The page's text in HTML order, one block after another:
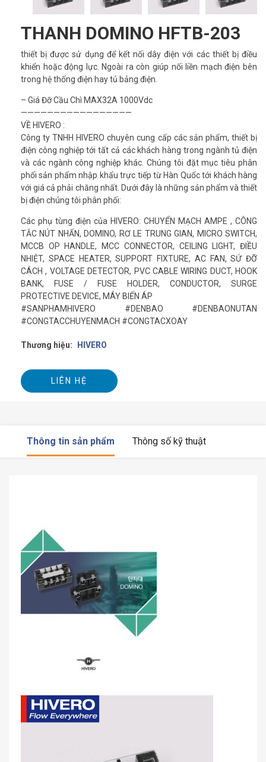
THANH DOMINO HFTB-203
thiết bị được sử dụng để kết nối dây điện với các thiết bị điều
khiển hoặc động lực. Ngoài ra còn giúp nối liền mạch điện bên
trong hệ thống điện hay tủ bảng điện.
– Giá Đỡ Cầu Chì MAX32A 1000Vdc
—————————————————
VỀ HIVERO :
Công ty TNHH HIVERO chuyên cung cấp các sản phẩm, thiết bị
điện công nghiệp tới tất cả các khách hàng trong ngành tủ điện
và các ngành công nghiệp khác. Chúng tôi đặt mục tiêu phân
phối sản phẩm nhập khẩu trực tiếp từ Hàn Quốc tới khách hàng
với giá cả phải chăng nhất. Dưới đây là những sản phẩm và thiết
bị điện chúng tôi phân phối:
Các phụ tùng điện của HIVERO: CHUYỂN MẠCH AMPE , CÔNG
TẮC NÚT NHẤN, DOMINO, RƠ LE TRUNG GIAN, MICRO SWITCH,
MCCB OP HANDLE, MCC CONNECTOR, CEILING LIGHT, ĐIỀU
NHIỆT, SPACE HEATER, SUPPORT FIXTURE, AC FAN, SỨ ĐỠ
CÁCH , VOLTAGE DETECTOR, PVC CABLE WIRING DUCT, HOOK
BANK, FUSE / FUSE HOLDER, CONDUCTOR, SURGE
PROTECTIVE DEVICE, MÁY BIẾN ÁP
#SANPHAMHIVERO #DENBAO #DENBAONUTAN
#CONGTACCHUYENMACH #CONGTACXOAY
Thương hiệu: HIVERO
LIÊN HỆ
Thông tin sản phẩm Thông số kỹ thuật